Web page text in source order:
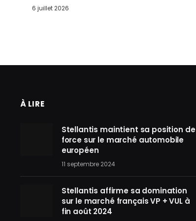
6 juillet 2026
À LIRE
Stellantis maintient sa position de
force sur le marché automobile
européen
11 septembre 2024
Stellantis affirme sa domination
sur le marché français VP + VUL à
fin août 2024